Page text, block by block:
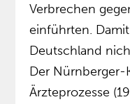
Verbrechen
einführten.
Deutschland
Der Nürnberger-
Ärzteprozesse